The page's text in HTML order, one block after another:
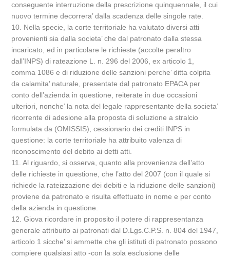
conseguente interruzione della prescrizione quinquennale, il cui
nuovo termine decorrera’ dalla scadenza delle singole rate.
10. Nella specie, la corte territoriale ha valutato diversi atti
provenienti sia dalla societa’ che dal patronato dalla stessa
incaricato, ed in particolare le richieste (accolte peraltro
dall’INPS) di rateazione L. n. 296 del 2006, ex articolo 1,
comma 1086 e di riduzione delle sanzioni perche’ ditta colpita
da calamita’ naturale, presentate dal patronato EPACA per
conto dell’azienda in questione, reiterate in due occasioni
ulteriori, nonche’ la nota del legale rappresentante della societa’
ricorrente di adesione alla proposta di soluzione a stralcio
formulata da (OMISSIS), cessionario dei crediti INPS in
questione: la corte territoriale ha attribuito valenza di
riconoscimento del debito ai detti atti.
11. Al riguardo, si osserva, quanto alla provenienza dell’atto
delle richieste in questione, che l’atto del 2007 (con il quale si
richiede la rateizzazione dei debiti e la riduzione delle sanzioni)
proviene da patronato e risulta effettuato in nome e per conto
della azienda in questione.
12. Giova ricordare in proposito il potere di rappresentanza
generale attribuito ai patronati dal D.Lgs.C.P.S. n. 804 del 1947,
articolo 1 sicche’ si ammette che gli istituti di patronato possono
compiere qualsiasi atto -con la sola esclusione delle